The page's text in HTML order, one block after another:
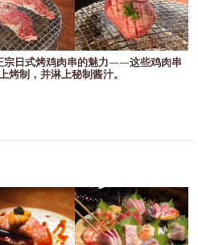
宗日式烤鸡肉串的魅力——这些鸡肉串
烤制，并淋上秘制酱汁。